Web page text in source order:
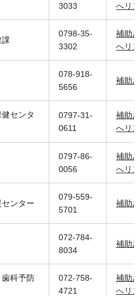
3033
へリ
0798-35-
3302
補助
へリ
078-918-
5656
補助
センタ
0797-31-
0611
補助
へリ
0797-86-
0056
補助
へリ
ンター
079-559-
5701
補助
072-784-
8034
補助
科予防
072-758-
4721
補助
へリ